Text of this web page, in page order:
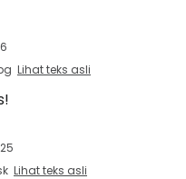
Lihat teks asli
Lihat teks asli